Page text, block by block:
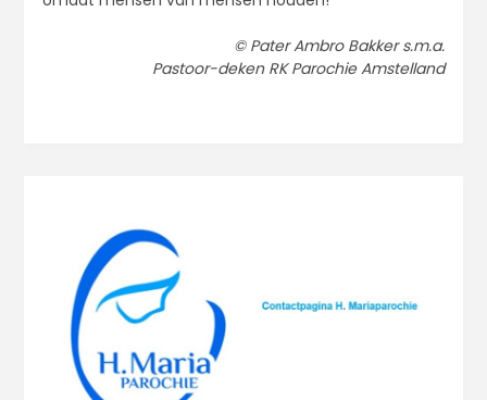
© Pater Ambro Bakker s.m.a.
Pastoor-deken RK Parochie Amstelland